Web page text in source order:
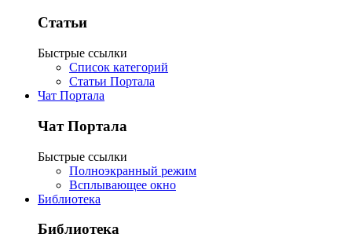
Статьи
Быстрые ссылки
Список категорий
Статьи Портала
Чат Портала
Чат Портала
Быстрые ссылки
Полноэкранный режим
Всплывающее окно
Библиотека
Библиотека